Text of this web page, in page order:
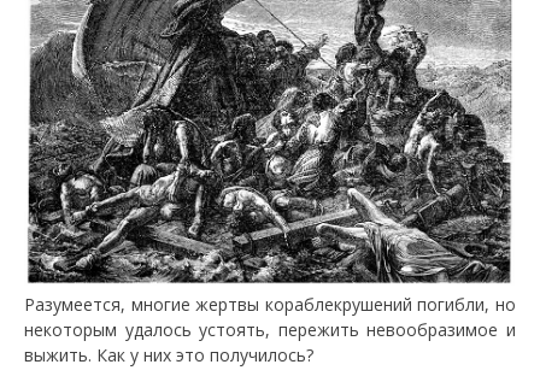
Разумеется, многие жертвы кораблекрушений погибли, но
некоторым удалось устоять, пережить невообразимое и
выжить. Как у них это получилось?